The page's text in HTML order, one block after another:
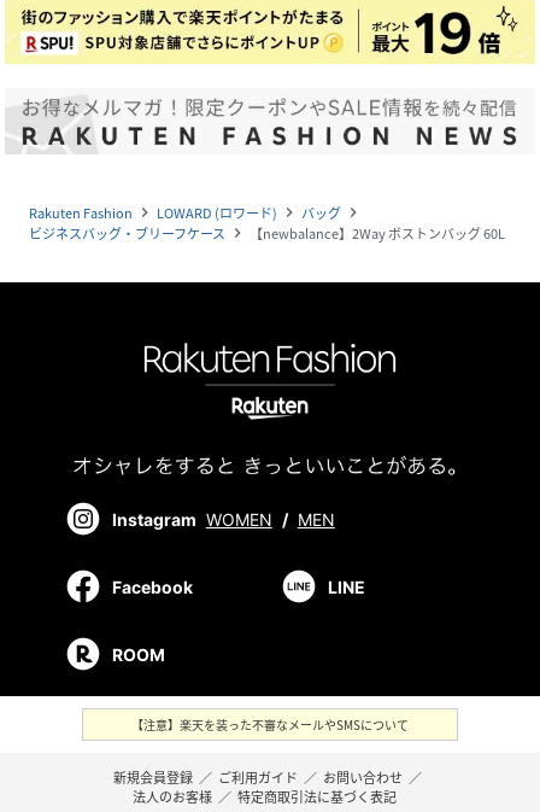
Rakuten Fashion navigate_next LOWARD (ロワード) navigate_next バッグ navigate_next
ビジネスバッグ・ブリーフケース navigate_next 【newbalance】2Way ボストンバッグ 60L
Instagram WOMEN / MEN
Facebook LINE
ROOM
【注意】楽天を装った不審なメールやSMSについて
新規会員登録 ／ ご利用ガイド ／ お問い合わせ ／
法人のお客様 ／ 特定商取引法に基づく表記